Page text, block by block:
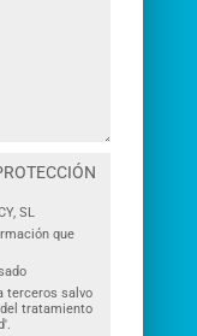
SL
que
terceros salvo
tratamiento